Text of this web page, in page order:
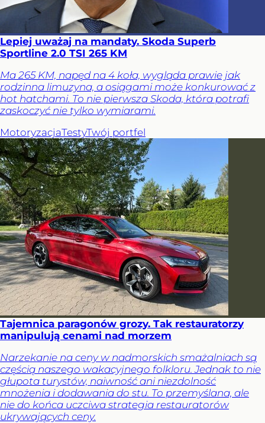
Lepiej uważaj na mandaty. Skoda Superb
Sportline 2.0 TSI 265 KM
Ma 265 KM, napęd na 4 koła, wygląda prawie jak
rodzinna limuzyna, a osiągami może konkurować z
hot hatchami. To nie pierwsza Skoda, która potrafi
zaskoczyć nie tylko wymiarami.
MotoryzacjaTestyTwój portfel
Tajemnica paragonów grozy. Tak restauratorzy
manipulują cenami nad morzem
Narzekanie na ceny w nadmorskich smażalniach są
częścią naszego wakacyjnego folkloru. Jednak to nie
głupota turystów, naiwność ani niezdolność
mnożenia i dodawania do stu. To przemyślana, ale
nie do końca uczciwa strategia restauratorów
ukrywających ceny.